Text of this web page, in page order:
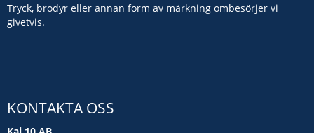
Tryck, brodyr eller annan form av märkning ombesörjer vi
givetvis.
KONTAKTA OSS